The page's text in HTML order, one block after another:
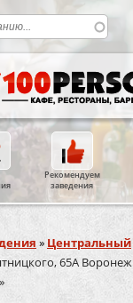
Рекомендуем
заведения
» Центральный
65А Воронеж